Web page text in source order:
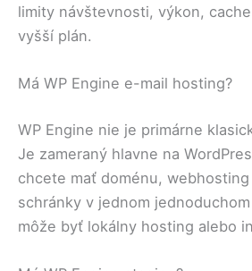
limity návštevnosti, výkon,
vyšší plán.
Má WP Engine e-mail hosting?
WP Engine nie je primárne
Je zameraný hlavne na
chcete mať doménu,
schránky v jednom
môže byť lokálny hosting alebo